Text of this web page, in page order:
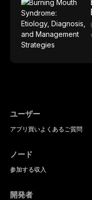
ユーザー
アプリ 買いよくあるご質問
ノード
参加する収入
開発者